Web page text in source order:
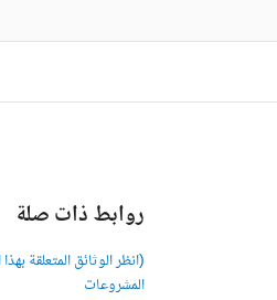
روابط ذات صلة
(انظر الوثائق المتعلقة
المشروعات